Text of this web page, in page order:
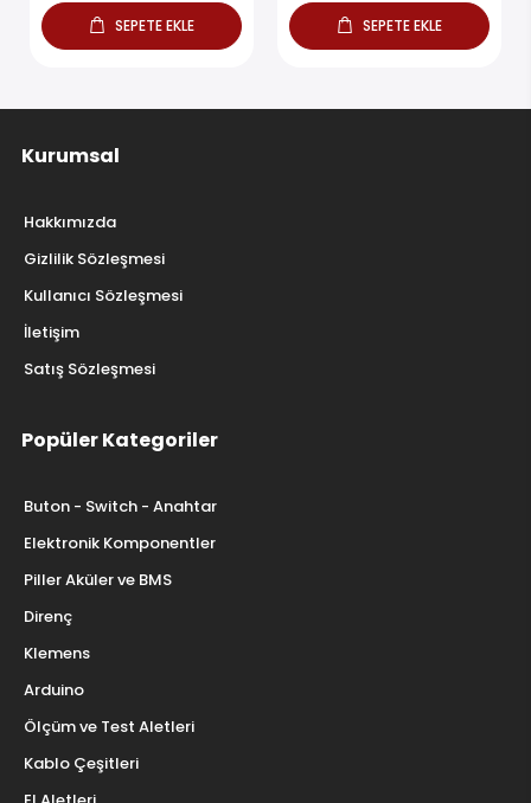
SEPETE EKLE SEPETE EKLE
Kurumsal
Hakkımızda
Gizlilik Sözleşmesi
Kullanıcı Sözleşmesi
İletişim
Satış Sözleşmesi
Popüler Kategoriler
Buton - Switch - Anahtar
Elektronik Komponentler
Piller Aküler ve BMS
Direnç
Klemens
Arduino
Ölçüm ve Test Aletleri
Kablo Çeşitleri